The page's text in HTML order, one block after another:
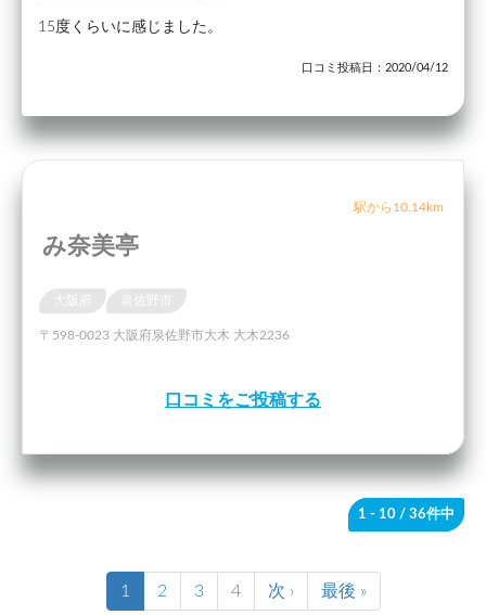
15度くらいに感じました。
口コミ投稿日：2020/04/12
駅から10.14km
み奈美亭
〒598-0023 大阪府泉佐野市大木 大木2236
口コミをご投稿する
1 - 10 / 36件中
1 2 3 4 次 › 最後 »